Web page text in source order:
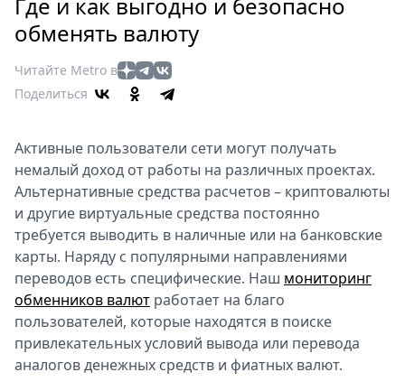
Россия
Здоровье
Еда
Мода
Театр
Кино
Афиша
Книги
Выставки
Пресс-
релизы
О
Metro
обменять валюту
Читайте Metro в
Поделиться
Активные пользователи сети могут получать
немалый доход от работы на различных проектах.
Альтернативные средства расчетов – криптовалюты
и другие виртуальные средства постоянно
требуется выводить в наличные или на банковские
карты. Наряду с популярными направлениями
переводов есть специфические. Наш мониторинг
обменников валют работает на благо
пользователей, которые находятся в поиске
привлекательных условий вывода или перевода
аналогов денежных средств и фиатных валют.